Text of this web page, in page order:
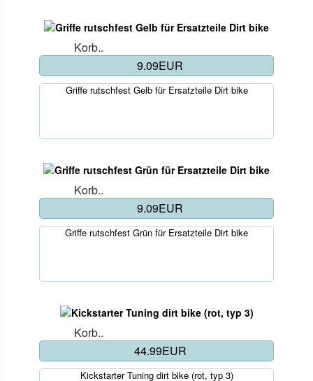
Korb..
9.09EUR
Griffe rutschfest Gelb für Ersatzteile Dirt bike
Korb..
9.09EUR
Griffe rutschfest Grün für Ersatzteile Dirt bike
Korb..
44.99EUR
Kickstarter Tuning dirt bike (rot, typ 3)